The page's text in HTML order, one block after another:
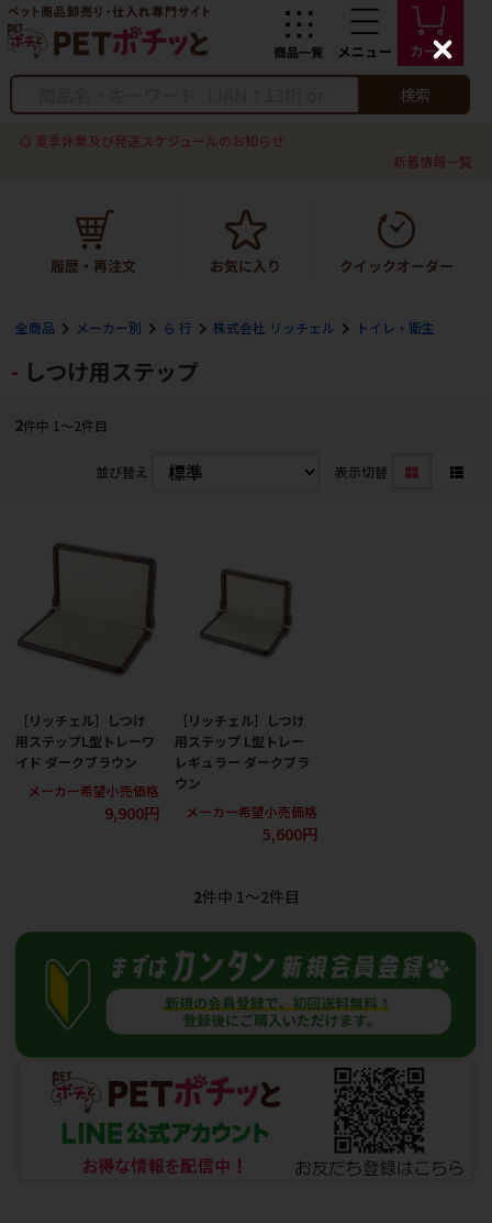
検索
夏季休業及び発送スケジュールのお知らせ
新着情報一覧
全商品 メーカー別 ら 行 株式会社 リッチェル トイレ・衛生
しつけ用ステップ
2件中 1〜2件目
並び替え 表示切替
［リッチェル］しつけ
用ステップL型トレーワ
イド ダークブラウン
メーカー希望小売価格
9,900円
［リッチェル］しつけ
用ステップ L型トレー
レギュラー ダークブラ
ウン
メーカー希望小売価格
5,600円
2件中 1〜2件目
C
l
s